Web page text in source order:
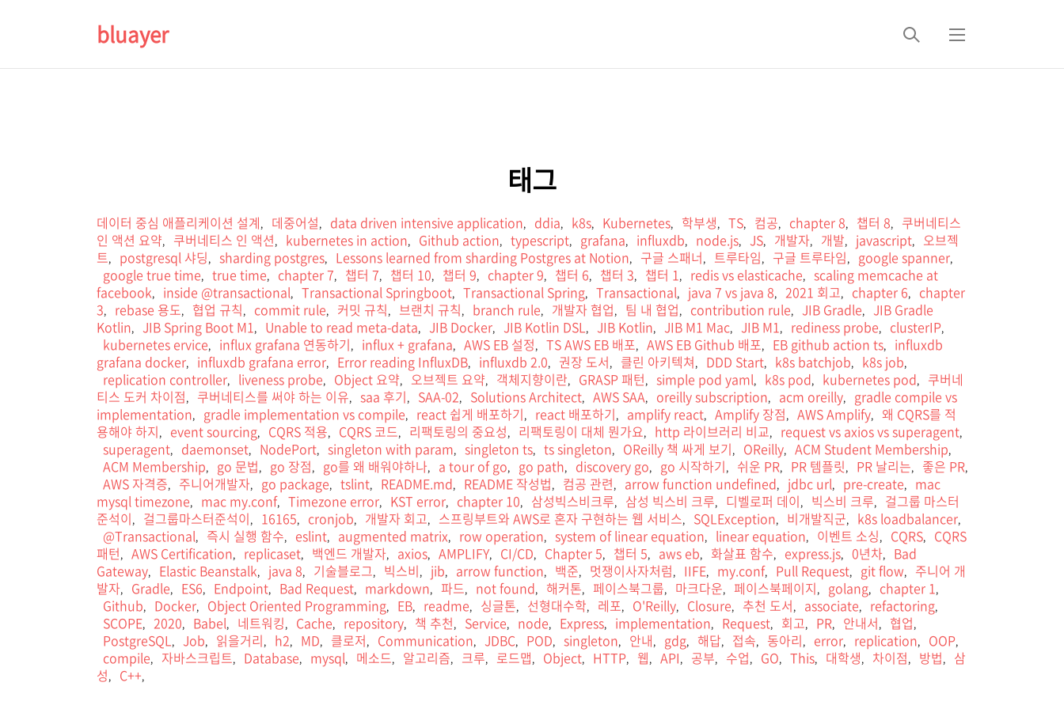
bluayer
검
메
태그
데이터 중심 애플리케이션 설계, 데중어설, data driven intensive application, ddia, k8s, Kubernetes, 학부생, TS, 컴공, chapter 8, 챕터 8,
쿠버네티스
인 액션 요약, 쿠버네티스 인 액션, kubernetes in action, Github action, typescript, grafana, influxdb, node.js, JS, 개발자, 개발, javascript,
오브젝
트, postgresql 샤딩, sharding postgres, Lessons learned from sharding Postgres at Notion, 구글 스패너, 트루타임, 구글 트루타임, google spanner,
google true time, true time, chapter 7, 챕터 7, 챕터 10, 챕터 9, chapter 9, 챕터 6, 챕터 3, 챕터 1, redis vs elasticache,
scaling memcache at
facebook, inside @transactional, Transactional Springboot, Transactional Spring, Transactional, java 7 vs java 8, 2021 회고, chapter 6,
chapter
3, rebase 용도, 협업 규칙, commit rule, 커밋 규칙, 브랜치 규칙, branch rule, 개발자 협업, 팀 내 협업, contribution rule, JIB Gradle,
JIB Gradle
Kotlin, JIB Spring Boot M1, Unable to read meta-data, JIB Docker, JIB Kotlin DSL, JIB Kotlin, JIB M1 Mac, JIB M1, rediness probe, clusterIP,
kubernetes ervice, influx grafana 연동하기, influx + grafana, AWS EB 설정, TS AWS EB 배포, AWS EB Github 배포, EB github action ts,
influxdb
grafana docker, influxdb grafana error, Error reading InfluxDB, influxdb 2.0, 권장 도서, 클린 아키텍쳐, DDD Start, k8s batchjob, k8s job,
replication controller, liveness probe, Object 요약, 오브젝트 요약, 객체지향이란, GRASP 패턴, simple pod yaml, k8s pod, kubernetes pod,
쿠버네
티스 도커 차이점, 쿠버네티스를 써야 하는 이유, saa 후기, SAA-02, Solutions Architect, AWS SAA, oreilly subscription, acm oreilly,
gradle compile vs
implementation, gradle implementation vs compile, react 쉽게 배포하기, react 배포하기, amplify react, Amplify 장점, AWS Amplify,
왜 CQRS를 적
용해야 하지, event sourcing, CQRS 적용, CQRS 코드, 리팩토링의 중요성, 리팩토링이 대체 뭔가요, http 라이브러리 비교, request vs axios vs superagent,
superagent, daemonset, NodePort, singleton with param, singleton ts, ts singleton, OReilly 책 싸게 보기, OReilly, ACM Student Membership,
ACM Membership, go 문법, go 장점, go를 왜 배워야하나, a tour of go, go path, discovery go, go 시작하기, 쉬운 PR, PR 템플릿, PR 날리는, 좋은 PR,
AWS 자격증, 주니어개발자, go package, tslint, README.md, README 작성법, 컴공 관련, arrow function undefined, jdbc url, pre-create,
mac
mysql timezone, mac my.conf, Timezone error, KST error, chapter 10, 삼성빅스비크루, 삼성 빅스비 크루, 디벨로퍼 데이, 빅스비 크루,
걸그룹 마스터
준석이, 걸그룹마스터준석이, 16165, cronjob, 개발자 회고, 스프링부트와 AWS로 혼자 구현하는 웹 서비스, SQLException, 비개발직군, k8s loadbalancer,
@Transactional, 즉시 실행 함수, eslint, augmented matrix, row operation, system of linear equation, linear equation, 이벤트 소싱, CQRS,
CQRS
패턴, AWS Certification, replicaset, 백엔드 개발자, axios, AMPLIFY, CI/CD, Chapter 5, 챕터 5, aws eb, 화살표 함수, express.js, 0년차,
Bad
Gateway, Elastic Beanstalk, java 8, 기술블로그, 빅스비, jib, arrow function, 백준, 멋쟁이사자처럼, IIFE, my.conf, Pull Request, git flow,
주니어 개
발자, Gradle, ES6, Endpoint, Bad Request, markdown, 파드, not found, 해커톤, 페이스북그룹, 마크다운, 페이스북페이지, golang, chapter 1,
Github, Docker, Object Oriented Programming, EB, readme, 싱글톤, 선형대수학, 레포, O'Reilly, Closure, 추천 도서, associate, refactoring,
SCOPE, 2020, Babel, 네트워킹, Cache, repository, 책 추천, Service, node, Express, implementation, Request, 회고, PR, 안내서, 협업,
PostgreSQL, Job, 읽을거리, h2, MD, 클로저, Communication, JDBC, POD, singleton, 안내, gdg, 해답, 접속, 동아리, error, replication, OOP,
compile, 자바스크립트, Database, mysql, 메소드, 알고리즘, 크루, 로드맵, Object, HTTP, 웹, API, 공부, 수업, GO, This, 대학생, 차이점, 방법,
삼
성, C++,